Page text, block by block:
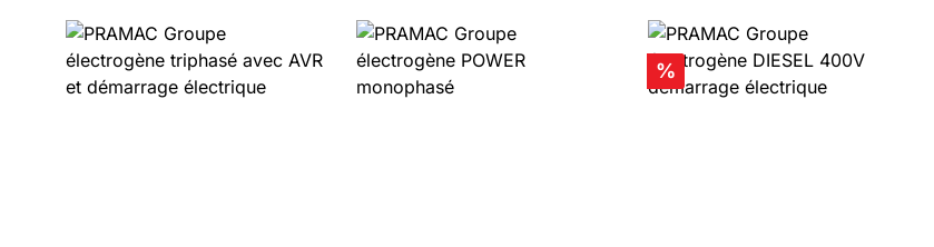
Réduction
%